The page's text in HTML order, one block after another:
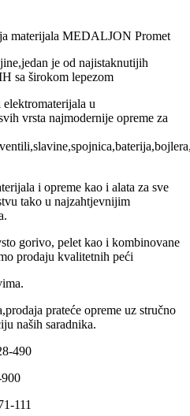
materijala MEDALJON Promet
je od najistaknutijih
sa širokom lepezom
u
vrsta najmodernije opreme za
i opreme kao i alata za sve
tako u najzahtjevnijim
gorivo, pelet kao i kombinovane
prodaju kvalitetnih peći
prateće opreme uz stručno
naših saradnika.
490
111